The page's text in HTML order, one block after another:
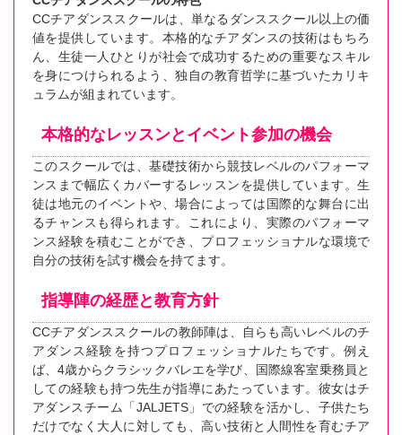
CCチアダンススクールは、単なるダンススクール以上の価
値を提供しています。本格的なチアダンスの技術はもちろ
ん、生徒一人ひとりが社会で成功するための重要なスキル
を身につけられるよう、独自の教育哲学に基づいたカリキ
ュラムが組まれています。
本格的なレッスンとイベント参加の機会
このスクールでは、基礎技術から競技レベルのパフォーマ
ンスまで幅広くカバーするレッスンを提供しています。生
徒は地元のイベントや、場合によっては国際的な舞台に出
るチャンスも得られます。これにより、実際のパフォーマ
ンス経験を積むことができ、プロフェッショナルな環境で
自分の技術を試す機会を持てます。
指導陣の経歴と教育方針
CCチアダンススクールの教師陣は、自らも高いレベルのチ
アダンス経験を持つプロフェッショナルたちです。例え
ば、4歳からクラシックバレエを学び、国際線客室乗務員と
しての経験も持つ先生が指導にあたっています。彼女はチ
アダンスチーム「JALJETS」での経験を活かし、子供たち
だけでなく大人に対しても、高い技術と人間性を育むチア